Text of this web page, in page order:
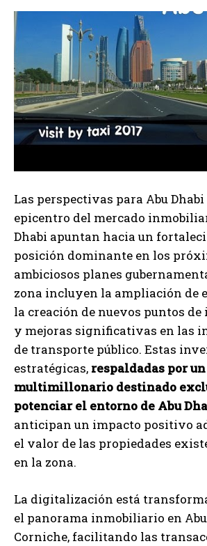
Las perspectivas para Abu
epicentro del mercado
Dhabi apuntan hacia un
posición dominante en los
ambiciosos planes
zona incluyen la ampliación de
la creación de nuevos puntos
y mejoras significativas en las
de transporte público. Estas
estratégicas, respaldadas por
multimillonario destinado
potenciar el entorno de Abu
anticipan un impacto positivo
el valor de las propiedades
en la zona.
La digitalización está
el panorama inmobiliario en
Corniche, facilitando las